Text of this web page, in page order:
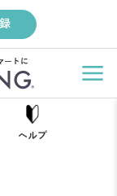
ートに
ヘルプ